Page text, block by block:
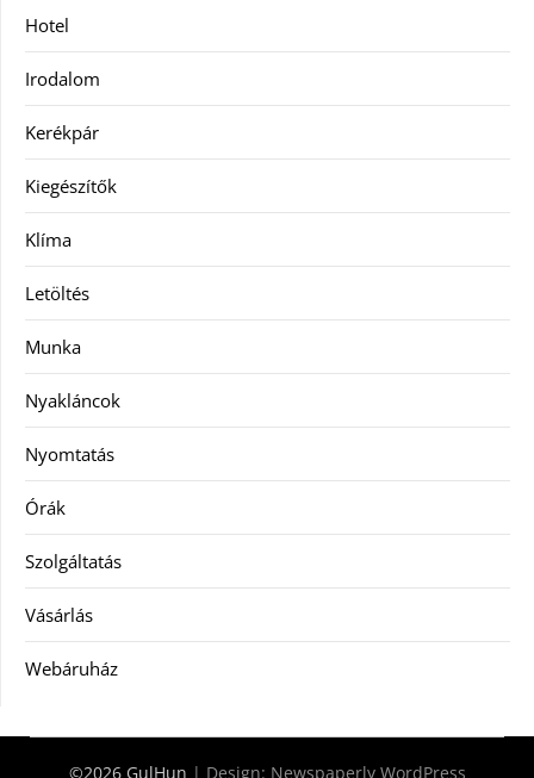
Hotel
Irodalom
Kerékpár
Kiegészítők
Klíma
Letöltés
Munka
Nyakláncok
Nyomtatás
Órák
Szolgáltatás
Vásárlás
Webáruház
©2026 GulHun | Design: Newspaperly WordPress